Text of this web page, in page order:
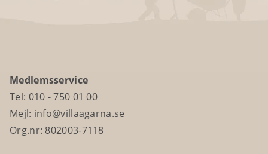
Medlemsservice
Tel: 010 - 750 01 00
Mejl: info@villaagarna.se
Org.nr: 802003-7118